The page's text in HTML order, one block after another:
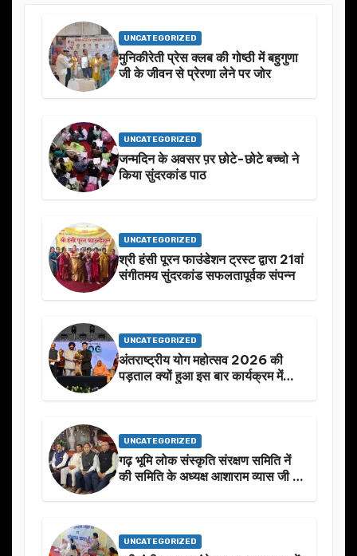
UNCATEGORIZED
मुनिकीरेती प्रेस क्लब की गोष्ठी में बहुगुणा
जी के जीवन से प्रेरणा लेने पर जोर
UNCATEGORIZED
जन्मदिन के अवसर प़र छोटे-छोटे बच्चो ने
किया सुंदरकांड पाठ
UNCATEGORIZED
श्री हंसी पूरन फाउंडेशन ट्रस्ट द्वारा 21वां
संगीतमय सुंदरकांड सफलतापूर्वक संपन्न
UNCATEGORIZED
अंतराष्ट्रीय योग महोत्सव 2026 की
पड़ताल क्यों हुआ इस बार कार्यक्रम में
UNCATEGORIZED
गढ़ भूमि लोक संस्कृति संरक्षण समिति नें
की समिति के अध्यक्ष आशाराम व्यास जी के
UNCATEGORIZED